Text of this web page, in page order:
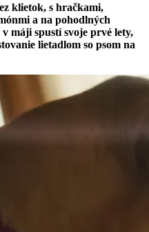
klietok, s hračkami,
a na pohodlných
máji spustí svoje prvé lety,
lietadlom so psom na